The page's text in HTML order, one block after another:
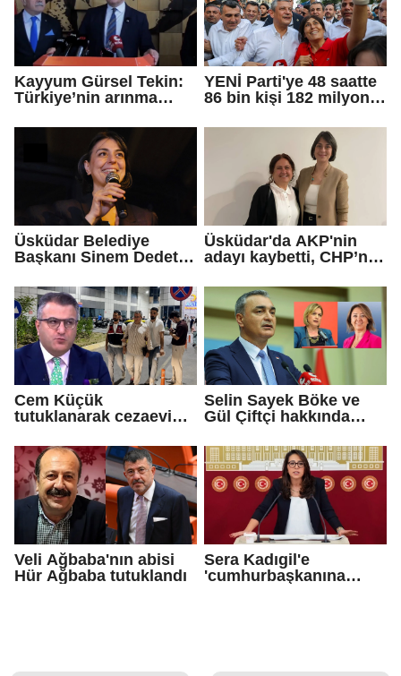
Kayyum Gürsel Tekin:
Türkiye’nin arınma
geldiniz...
YENİ Parti'ye 48 saatte
86 bin kişi 182 milyon
Üsküdar Belediye
Başkanı Sinem Dedetaş
Üsküdar'da AKP'nin
adayı kaybetti, CHP’nin
Çetinkaya Başkan
Vekili seçildi
Cem Küçük
tutuklanarak cezaevine
Selin Sayek Böke ve
Gül Çiftçi hakkında
başlatılacak
Veli Ağbaba'nın abisi
Hür Ağbaba tutuklandı
Sera Kadıgil'e
'cumhurbaşkanına